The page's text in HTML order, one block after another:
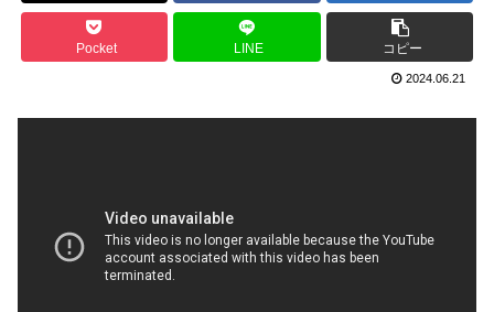
Pocket LINE コピー
2024.06.21